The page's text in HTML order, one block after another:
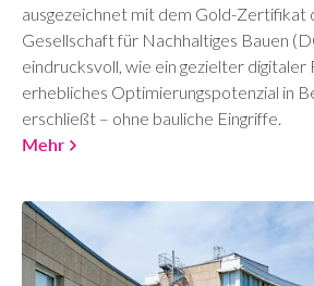
ausgezeichnet mit dem Gold-Zertifikat
Gesellschaft für Nachhaltiges Bauen
eindrucksvoll, wie ein gezielter
erhebliches Optimierungspotenzial in
erschließt – ohne bauliche Eingriffe.
Mehr